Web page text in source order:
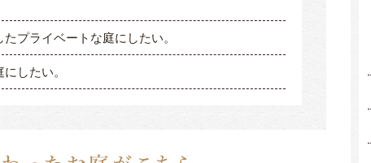
プライベートな庭にしたい。
したい。